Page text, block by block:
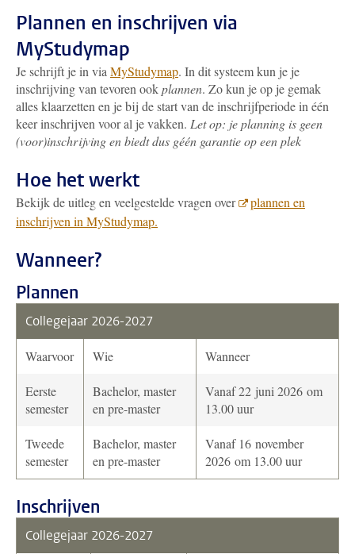
Plannen en inschrijven via
MyStudymap
Je schrijft je in via MyStudymap. In dit systeem kun je je
inschrijving van tevoren ookplannen. Zo kun je op je gemak
alles klaarzetten en je bij de start van de inschrijfperiode in één
keer inschrijven voor al je vakken. Let op: je planning is geen
(voor)inschrijving en biedt dus géén garantie op een plek
Hoe het werkt
Bekijk de uitleg en veelgestelde vragen over
plannen en
inschrijven in MyStudymap.
Wanneer?
Plannen
Collegejaar 2026-2027
Waarvoor Wie Wanneer
Eerste
semester
Bachelor, master
en pre-master
Vanaf 22 juni 2026 om
13.00 uur
Tweede
semester
Bachelor, master
en pre-master
Vanaf 16 november
2026 om 13.00 uur
Inschrijven
Collegejaar 2026-2027